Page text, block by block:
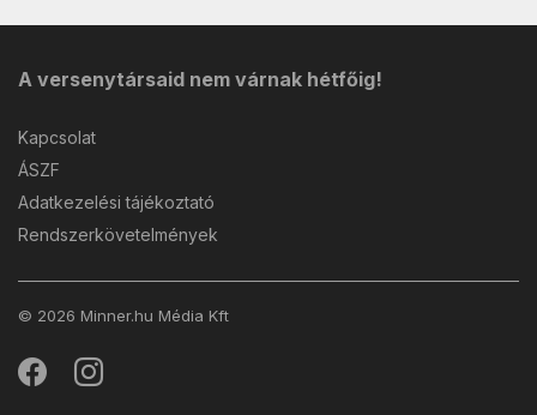
A versenytársaid nem várnak hétfőig!
Kapcsolat
ÁSZF
Adatkezelési tájékoztató
Rendszerkövetelmények
© 2026 Minner.hu Média Kft